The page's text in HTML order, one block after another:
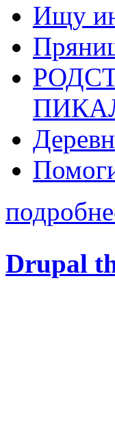
Ищу
Drupal